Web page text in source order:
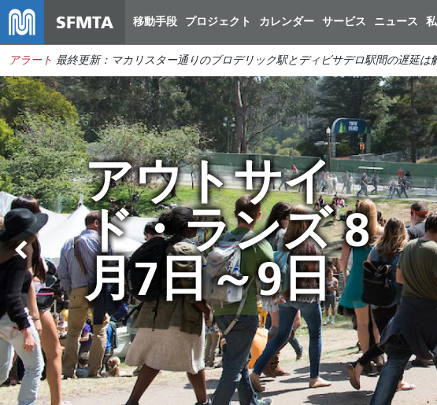
SFMTA 移動手段 プロジェクト カレンダー サービス ニュース
アラート 最終更新：マカリスター通りのブロデリック駅とディビサデロ駅間の遅延
アウトサイ
ド・ランズ 8
月7日～9日
Muniの運行
変更は8月29
日から開始
されます
夏はMuniで
移動しよう
予算のギャ
ップを埋め
て市を節約
する